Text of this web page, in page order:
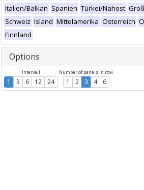
Italien/Balkan Spanien Türkei/Nahost
Schweiz Island Mittelamerika Österreich
Finnland
Options
Intervall
1 3 6 12 24
Number of panels in row
1 2 3 4 6